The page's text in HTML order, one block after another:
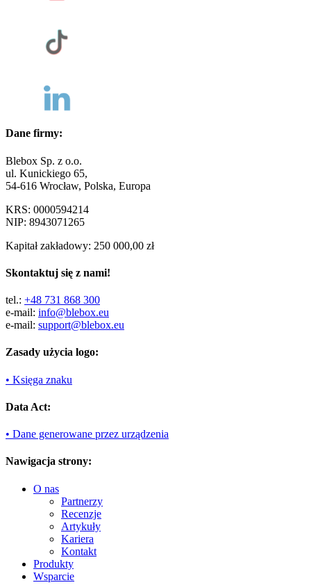
Dane firmy:
Blebox Sp. z o.o.
ul. Kunickiego 65,
54-616 Wrocław, Polska, Europa
KRS: 0000594214
NIP: 8943071265
Kapitał zakładowy: 250 000,00 zł
Skontaktuj się z nami!
tel.: +48 731 868 300
e-mail: info@blebox.eu
e-mail: support@blebox.eu
Zasady użycia logo:
• Księga znaku
Data Act:
• Dane generowane przez urządzenia
Nawigacja strony:
O nas
Partnerzy
Recenzje
Artykuły
Kariera
Kontakt
Produkty
Wsparcie